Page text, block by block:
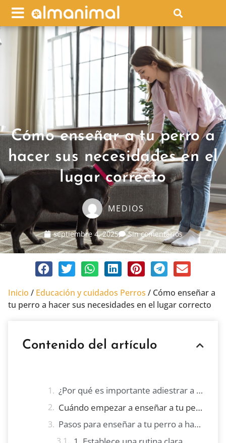
Cómo enseñar a tu perro a
hacer sus necesidades en el
lugar correcto
MEDIOS
septiembre 4, 2025 Sin comentarios
Inicio / Educación y cuidados Perros / Cómo enseñar a
tu perro a hacer sus necesidades en el lugar correcto
Contenido del artículo
¿Por qué es importante adiestrar a tu perro?
Cuándo empezar a enseñar a tu perro
Pasos para enseñar a tu perro a hacer sus necesidades correctamente